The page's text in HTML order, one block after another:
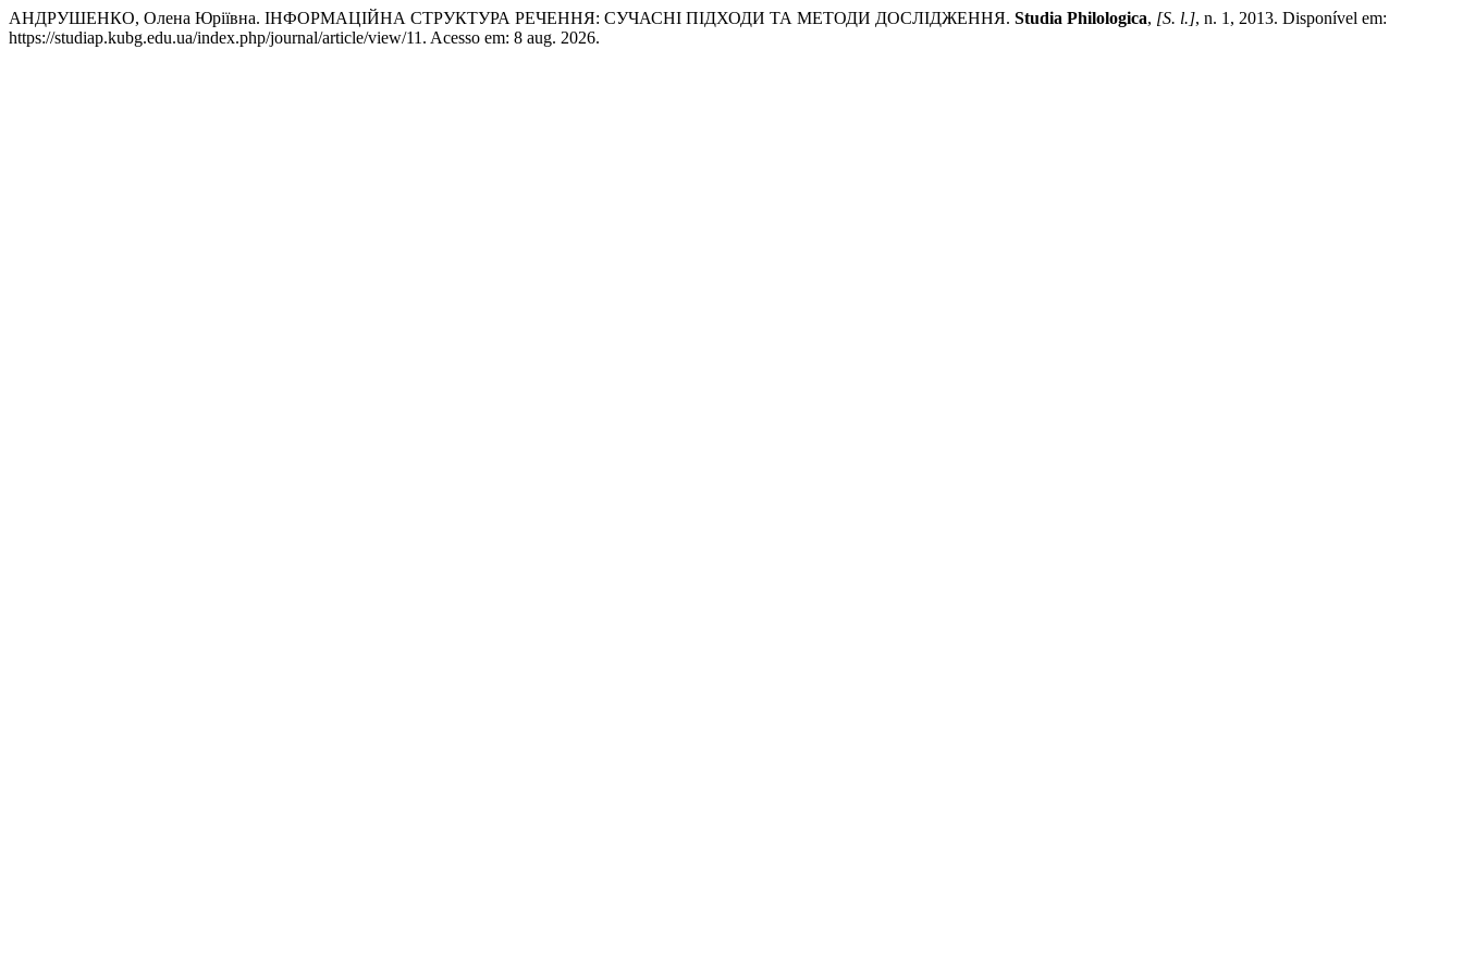
АНДРУШЕНКО, Олена Юріївна. ІНФОРМАЦІЙНА СТРУКТУРА РЕЧЕННЯ: СУЧАСНІ ПІДХОДИ ТА МЕТОДИ ДОСЛІДЖЕННЯ. Studia Philologica, [S. l.], n. 1, 2013. Disponível em:
https://studiap.kubg.edu.ua/index.php/journal/article/view/11. Acesso em: 8 aug. 2026.